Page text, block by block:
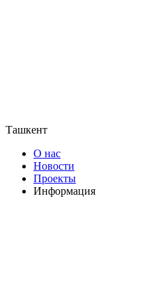
Ташкент
О нас
Новости
Проекты
Информация